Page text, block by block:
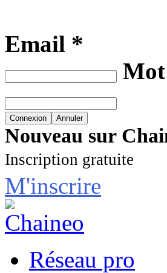
Email *
Mot
Nouveau sur
Inscription gratuite
M'inscrire
Réseau pro